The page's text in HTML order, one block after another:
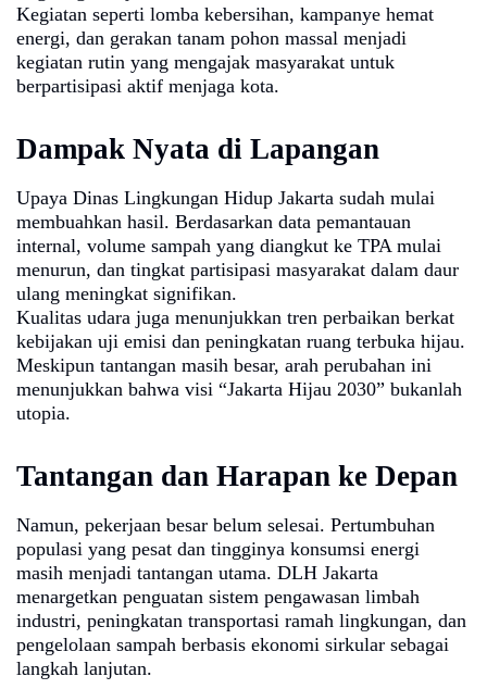
Kegiatan seperti lomba kebersihan, kampanye hemat
energi, dan gerakan tanam pohon massal menjadi
kegiatan rutin yang mengajak masyarakat untuk
berpartisipasi aktif menjaga kota.
Dampak Nyata di Lapangan
Upaya Dinas Lingkungan Hidup Jakarta sudah mulai
membuahkan hasil. Berdasarkan data pemantauan
internal, volume sampah yang diangkut ke TPA mulai
menurun, dan tingkat partisipasi masyarakat dalam daur
ulang meningkat signifikan.
Kualitas udara juga menunjukkan tren perbaikan berkat
kebijakan uji emisi dan peningkatan ruang terbuka hijau.
Meskipun tantangan masih besar, arah perubahan ini
menunjukkan bahwa visi “Jakarta Hijau 2030” bukanlah
utopia.
Tantangan dan Harapan ke Depan
Namun, pekerjaan besar belum selesai. Pertumbuhan
populasi yang pesat dan tingginya konsumsi energi
masih menjadi tantangan utama. DLH Jakarta
menargetkan penguatan sistem pengawasan limbah
industri, peningkatan transportasi ramah lingkungan, dan
pengelolaan sampah berbasis ekonomi sirkular sebagai
langkah lanjutan.